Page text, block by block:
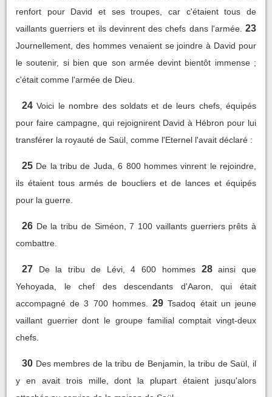
renfort pour David et ses troupes, car c'étaient tous de
vaillants guerriers et ils devinrent des chefs dans l'armée. 23
Journellement, des hommes venaient se joindre à David pour
le soutenir, si bien que son armée devint bientôt immense ;
c'était comme l'armée de Dieu.
24 Voici le nombre des soldats et de leurs chefs, équipés
pour faire campagne, qui rejoignirent David à Hébron pour lui
transférer la royauté de Saül, comme l'Eternel l'avait déclaré :
25 De la tribu de Juda, 6 800 hommes vinrent le rejoindre,
ils étaient tous armés de boucliers et de lances et équipés
pour la guerre.
26 De la tribu de Siméon, 7 100 vaillants guerriers prêts à
combattre.
27 De la tribu de Lévi, 4 600 hommes 28
ainsi que
Yehoyada, le chef des descendants d'Aaron, qui était
accompagné de 3 700 hommes.
29 Tsadoq était un jeune
vaillant guerrier dont le groupe familial comptait vingt-deux
chefs.
30 Des membres de la tribu de Benjamin, la tribu de Saül, il
y en avait trois mille, dont la plupart étaient jusqu'alors